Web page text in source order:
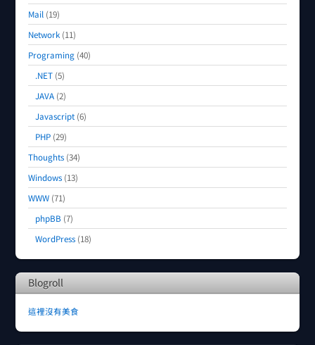
Mail (19)
Network (11)
Programing (40)
.NET (5)
JAVA (2)
Javascript (6)
PHP (29)
Thoughts (34)
Windows (13)
WWW (71)
phpBB (7)
WordPress (18)
Blogroll
這裡沒有美食